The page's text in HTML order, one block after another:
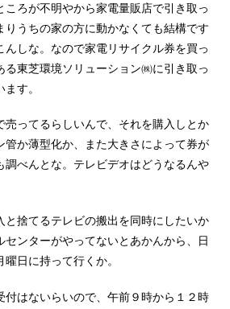
ころが不明やから家電量販店で引き取っ
りうちの家の方に動かなくても結構です
んしな。なので家電リサイクル券を買っ
る東芝環境ソリューション㈱に引き取っ
す。
売ってるらしいんで、それを購入しとか
管か薄型化か、また大きさによって券が
調べんとな。テレビデオはどうなるんや
と捨てるテレビの搬出を同時にしたいか
センターがやってないとあかんから、日
日に持って行くか。
付はないらいので、午前９時から１２時